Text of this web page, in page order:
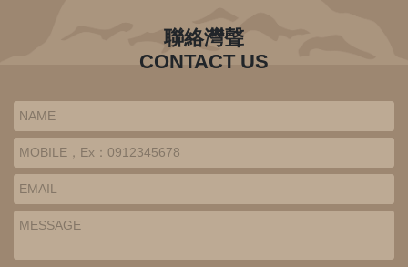
聯絡灣聲
CONTACT US